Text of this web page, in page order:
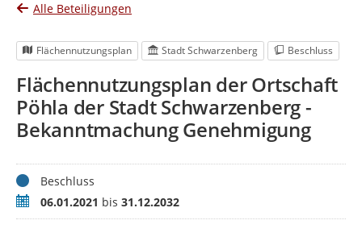
Alle Beteiligungen
Flächennutzungsplan Stadt Schwarzenberg Beschluss
Flächennutzungsplan der Ortschaft
Pöhla der Stadt Schwarzenberg -
Bekanntmachung Genehmigung
StatusBeschluss
Zeitraum06.01.2021 bis 31.12.2032